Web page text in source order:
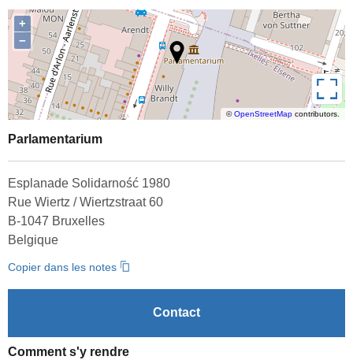
+
−
©OpenStreetMap contributors.
Parlamentarium
Esplanade Solidarność 1980
Rue Wiertz / Wiertzstraat 60
B-1047 Bruxelles
Belgique
Copier dans les notes
Contact
Comment s'y rendre